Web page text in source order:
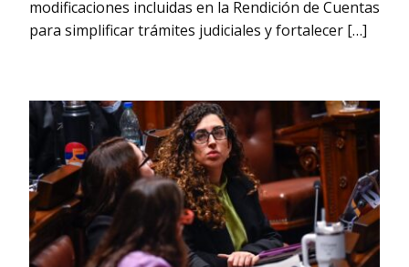
modificaciones incluidas en la Rendición de Cuentas
para simplificar trámites judiciales y fortalecer […]